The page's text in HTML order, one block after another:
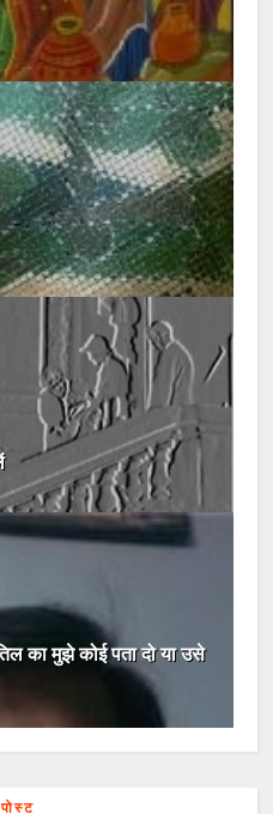
का मुझे कोई पता दो या उसे